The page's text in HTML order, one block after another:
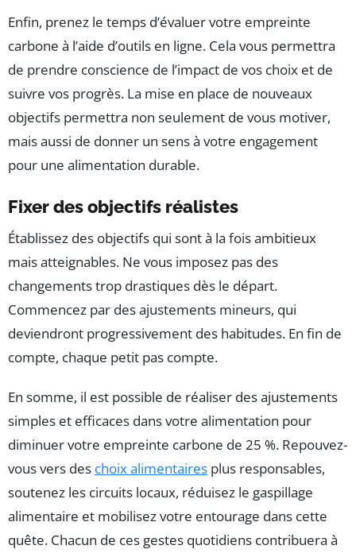
Enfin, prenez le temps d’évaluer votre empreinte
carbone à l’aide d’outils en ligne. Cela vous permettra
de prendre conscience de l’impact de vos choix et de
suivre vos progrès. La mise en place de nouveaux
objectifs permettra non seulement de vous motiver,
mais aussi de donner un sens à votre engagement
pour une alimentation durable.
Fixer des objectifs réalistes
Établissez des objectifs qui sont à la fois ambitieux
mais atteignables. Ne vous imposez pas des
changements trop drastiques dès le départ.
Commencez par des ajustements mineurs, qui
deviendront progressivement des habitudes. En fin de
compte, chaque petit pas compte.
En somme, il est possible de réaliser des ajustements
simples et efficaces dans votre alimentation pour
diminuer votre empreinte carbone de 25 %. Repouvez-
vous vers des choix alimentaires plus responsables,
soutenez les circuits locaux, réduisez le gaspillage
alimentaire et mobilisez votre entourage dans cette
quête. Chacun de ces gestes quotidiens contribuera à